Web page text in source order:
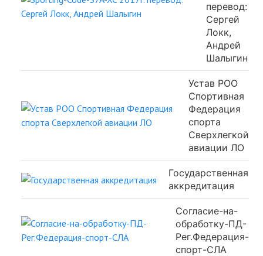
перевод:
Сергей
Локк,
Андрей
Шалыгин
Устав РОО
Спортивная
Федерация
спорта
Сверхлегкой
авиации ЛО
Государственная
аккредитация
Согласие-на-
обработку-ПД-
Рег.Федерация-
спорт-СЛА